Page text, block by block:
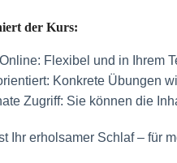
der Kurs:
Flexibel und in Ihrem
Konkrete Übungen
Zugriff: Sie können die
Ihr erholsamer Schlaf – für